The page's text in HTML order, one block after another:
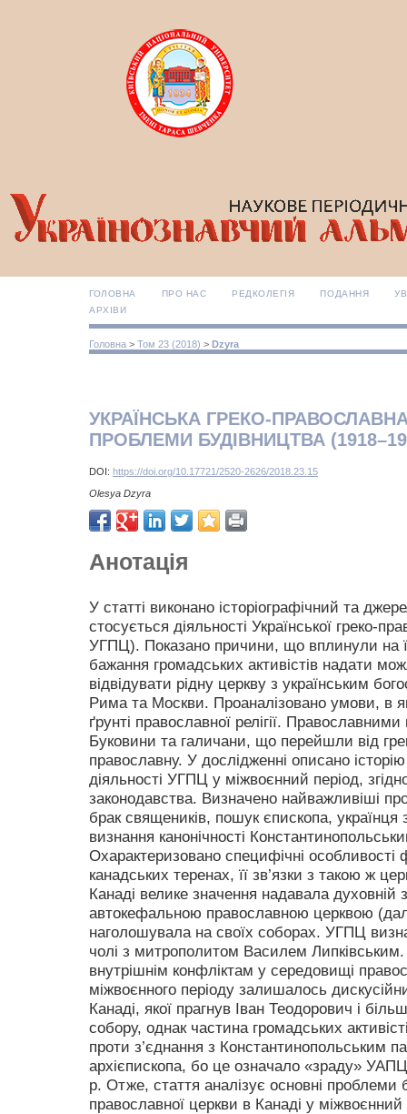
ГОЛОВНА ПРО НАС РЕДКОЛЕГІЯ ПОДАННЯ
АРХІВИ
Головна > Том 23 (2018) > Dzyra
УКРАЇНСЬКА ГРЕКО-
ПРОБЛЕМИ БУДІВНИЦТВА
DOI: https://doi.org/10.17721/2520-2626/2018.23.15
Olesya Dzyra
Анотація
У статті виконано історіографічний та
стосується діяльності Української греко-
УГПЦ). Показано причини, що вплинули на
бажання громадських активістів надати
відвідувати рідну церкву з українським
Рима та Москви. Проаналізовано умови, в
ґрунті православної релігії.
Буковини та галичани, що перейшли від
православну. У дослідженні описано
діяльності УГПЦ у міжвоєнний період,
законодавства. Визначено найважливіші
брак священиків, пошук єпископа,
визнання канонічності
Охарактеризовано специфічні
канадських теренах, її зв’язки з такою ж
Канаді велике значення надавала духовній
автокефальною православною церквою
наголошувала на своїх соборах. УГПЦ
чолі з митрополитом Василем
внутрішнім конфліктам у середовищі
міжвоєнного періоду залишалось
Канаді, якої прагнув Іван Теодорович і
собору, однак частина громадських
проти з’єднання з Константинопольським
архієпископа, бо це означало «зраду» УАПЦ
р. Отже, стаття аналізує основні проблеми
православної церкви в Канаді у